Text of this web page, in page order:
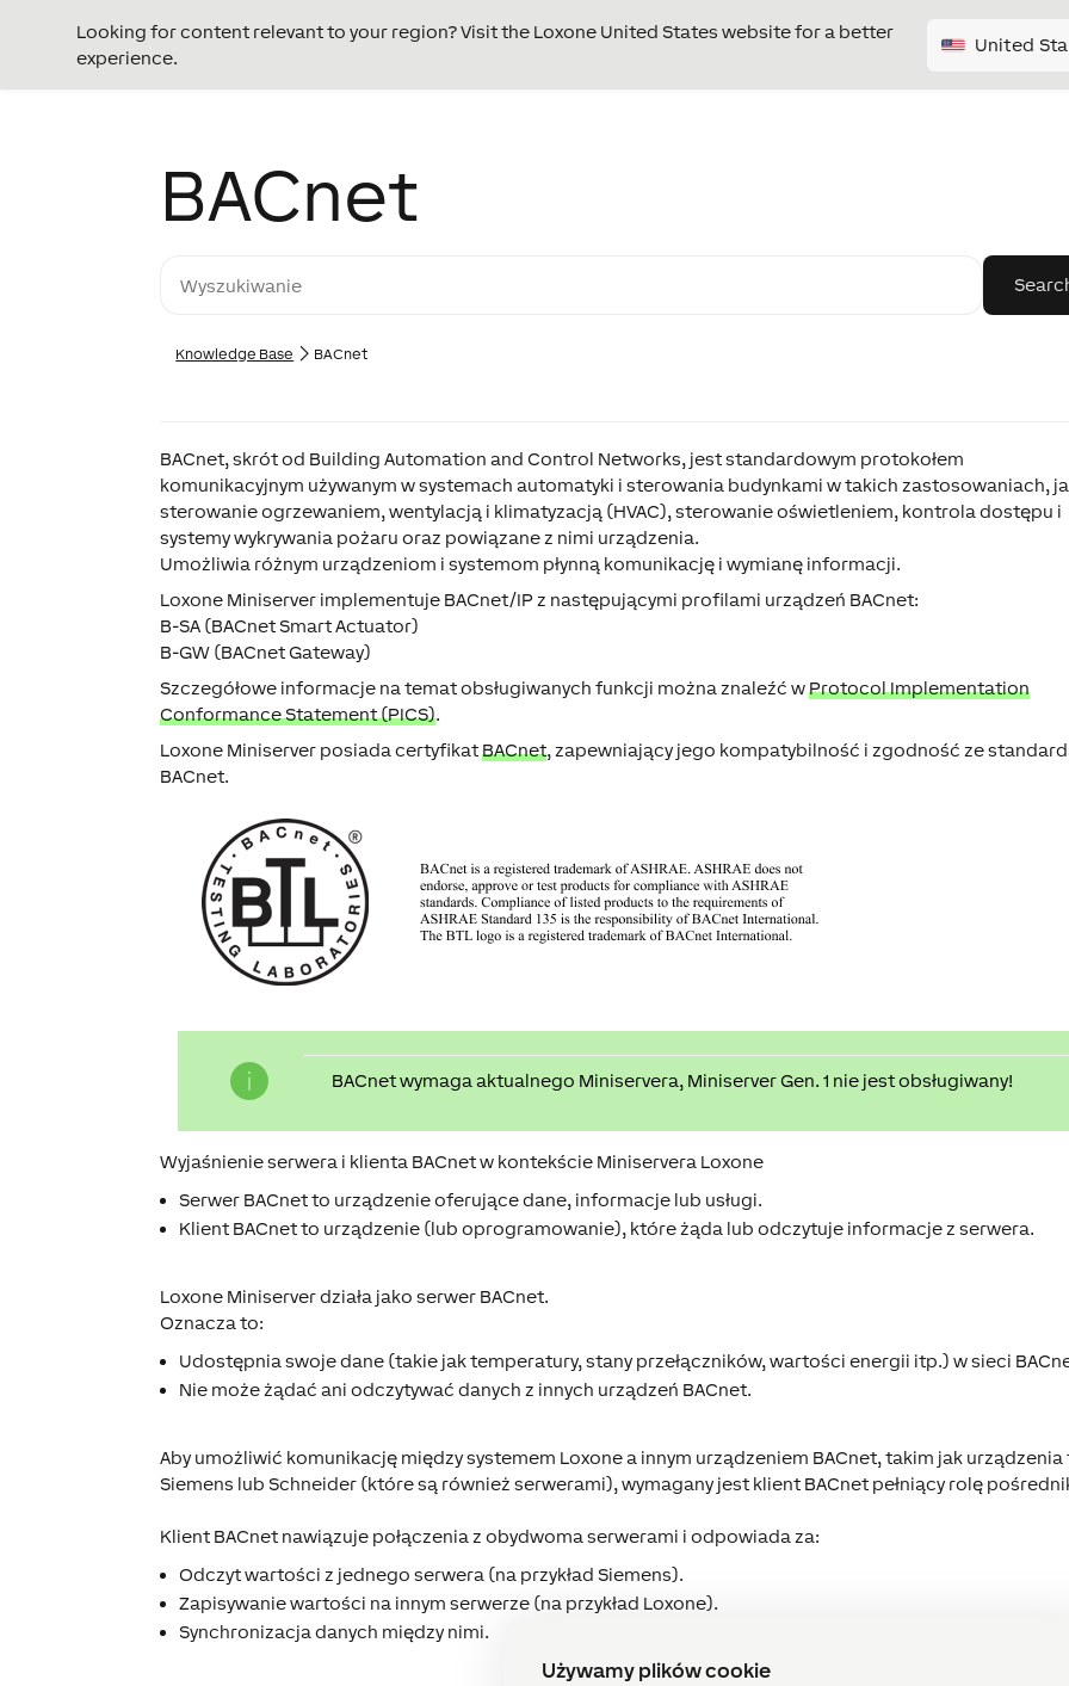
Używamy plików cookie
Looking for content relevant to your region? Visit the Loxone United States website for a better
experience.
United
BACnet
Knowledge Base BACnet
BACnet, skrót od Building Automation and Control Networks, jest standardowym protokołem
komunikacyjnym używanym w systemach automatyki i sterowania budynkami w takich zastosowaniach,
sterowanie ogrzewaniem, wentylacją i klimatyzacją (HVAC), sterowanie oświetleniem, kontrola dostępu i
systemy wykrywania pożaru oraz powiązane z nimi urządzenia.
Umożliwia różnym urządzeniom i systemom płynną komunikację i wymianę informacji.
Loxone Miniserver implementuje BACnet/IP z następującymi profilami urządzeń BACnet:
B-SA (BACnet Smart Actuator)
B-GW (BACnet Gateway)
Szczegółowe informacje na temat obsługiwanych funkcji można znaleźć wProtocol Implementation
Conformance Statement (PICS).
Loxone Miniserver posiada certyfikatBACnet, zapewniający jego kompatybilność i zgodność ze
BACnet.
BACnet wymaga aktualnego Miniservera, Miniserver Gen. 1 nie jest obsługiwany!
Wyjaśnienie serwera i klienta BACnet w kontekście Miniservera Loxone
Serwer BACnet to urządzenie oferujące dane, informacje lub usługi.
Klient BACnet to urządzenie (lub oprogramowanie), które żąda lub odczytuje informacje z serwera.
Loxone Miniserver działa jako serwer BACnet.
Oznacza to:
Udostępnia swoje dane (takie jak temperatury, stany przełączników, wartości energii itp.) w sieci
Nie może żądać ani odczytywać danych z innych urządzeń BACnet.
Aby umożliwić komunikację między systemem Loxone a innym urządzeniem BACnet, takim jak
Siemens lub Schneider (które są również serwerami), wymagany jest klient BACnet pełniący rolę
Klient BACnet nawiązuje połączenia z obydwoma serwerami i odpowiada za:
Odczyt wartości z jednego serwera (na przykład Siemens).
Zapisywanie wartości na innym serwerze (na przykład Loxone).
Synchronizacja danych między nimi.